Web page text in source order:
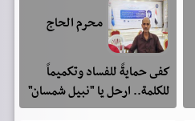
محرم الحاج
كفى حمايةً للفساد وتكميماً
للكلمة.. ارحل يا "نبيل شمسان"